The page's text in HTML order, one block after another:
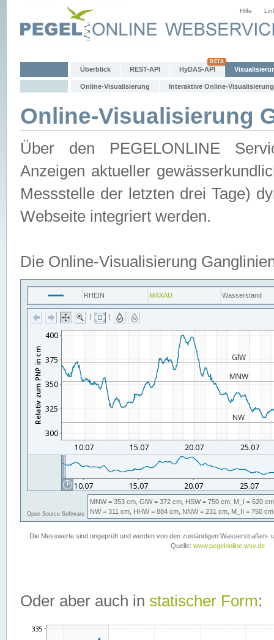
Hilfe
Überblick REST-API HyDAS-API
Online-Visualisierung Interaktive Online-Visualisierung
Online-Visualisierung
Über den PEGELONLINE
Anzeigen aktueller
Messstelle der letzten drei Tage)
Webseite integriert werden.
Die Online-Visualisierung
Oder aber auch in statischer Form: